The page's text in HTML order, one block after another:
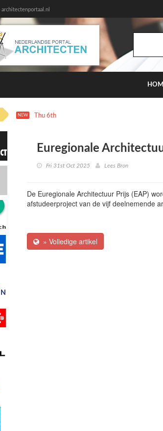
NEW Thu 6th 12:06
Euregionale
Fri 31st Oct 2025 Lees Bron
De Euregionale Architectuur Prijs (EAP)
afstudeerproject van de vijf deelnemende
» Volledige artikel